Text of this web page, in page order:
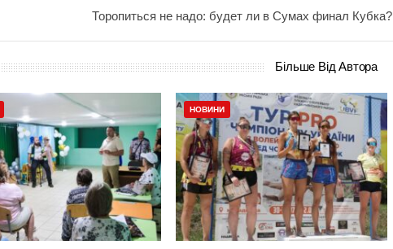
Торопиться не надо: будет ли в Сумах финал Кубка?
Більше Від Автора
НОВИНИ